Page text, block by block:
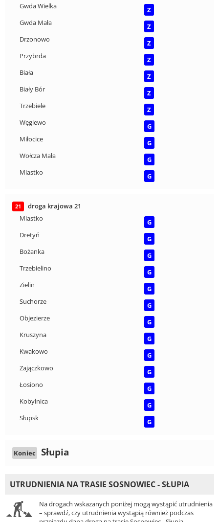
Gwda Wielka
Z
Gwda Mała
Z
Drzonowo
Z
Przybrda
Z
Biała
Z
Biały Bór
Z
Trzebiele
Z
Węglewo
G
Miłocice
G
Wołcza Mała
G
Miastko
G
21
droga krajowa 21
Miastko
G
Dretyń
G
Bożanka
G
Trzebielino
G
Zielin
G
Suchorze
G
Objezierze
G
Kruszyna
G
Kwakowo
G
Zajączkowo
G
Łosiono
G
Kobylnica
G
Słupsk
G
Koniec Słupia
UTRUDNIENIA NA TRASIE SOSNOWIEC - SŁUPIA
Na drogach wskazanych poniżej mogą wystąpić utrudnienia
– sprawdź, czy utrudnienia wystąpią również podczas